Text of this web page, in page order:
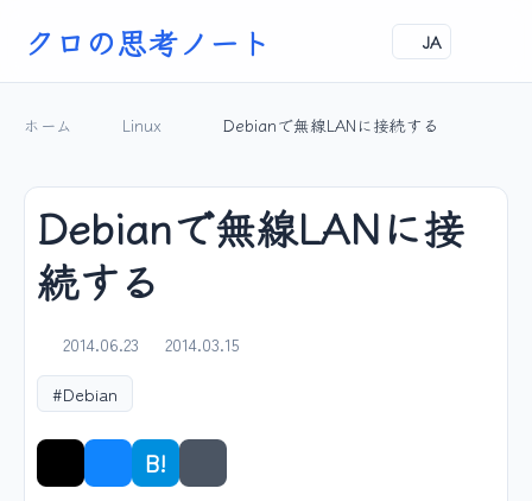
クロの思考ノート JA
ホーム Linux Debianで無線LANに接続する
Debianで無線LANに接
続する
2014.06.23
2014.03.15
#Debian
B! シェア